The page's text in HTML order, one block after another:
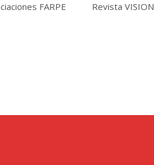
FARPE Revista VISION